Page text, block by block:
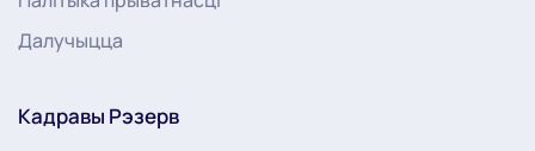
Далучыцца
Кадравы Рэзерв